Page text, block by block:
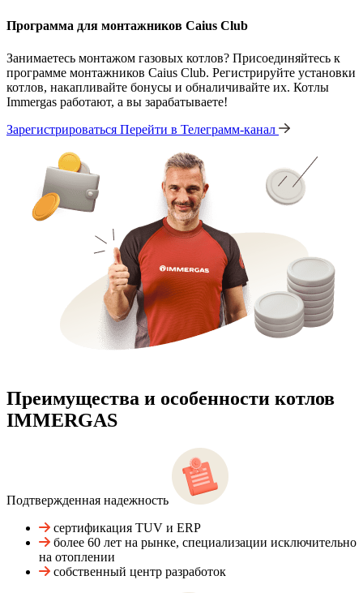
Программа для монтажников Caius Club
Занимаетесь монтажом газовых котлов? Присоединяйтесь к
программе монтажников Caius Club. Регистрируйте установки
котлов, накапливайте бонусы и обналичивайте их. Котлы
Immergas работают, а вы зарабатываете!
Зарегистрироваться Перейти в Телеграмм-канал
Преимущества и особенности котлов
IMMERGAS
Подтвержденная надежность
сертификация TUV и ERP
более 60 лет на рынке, специализации исключительно
на отоплении
собственный центр разработок